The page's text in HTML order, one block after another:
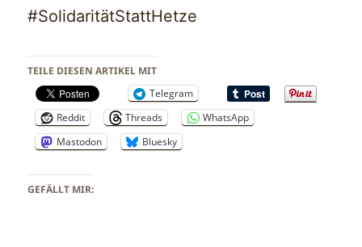
#SolidaritätStattHetze
TEILE DIESEN ARTIKEL MIT
Telegram
Reddit
Threads
WhatsApp
Mastodon
Bluesky
GEFÄLLT MIR: